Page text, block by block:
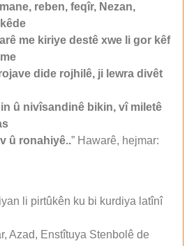
reben, feqîr, Nezan,
me kiriye destê xwe li gor kêf
dide rojhilê, ji lewra divêt
û nivîsandinê bikin, vî miletê
û ronahiyê..” Hawarê, hejmar:
li pirtûkên ku bi kurdiya latînî
Azad, Enstîtuya Stenbolê de